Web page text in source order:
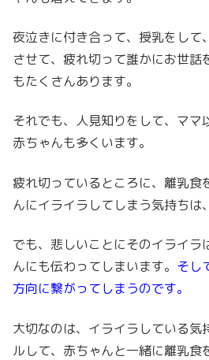
夜泣きに付き合って、授乳をして
させて、疲れ切って誰かにお世話
もたくさんあります。
それでも、人見知りをして、ママ
赤ちゃんも多くいます。
疲れ切っているところに、離乳食
んにイライラしてしまう気持ちは
でも、悲しいことにそのイライラ
んにも伝わってしまいます。 そし
方向に繋がってしまうのです。
大切なのは、イライラしている気
ルして、赤ちゃんと一緒に離乳食